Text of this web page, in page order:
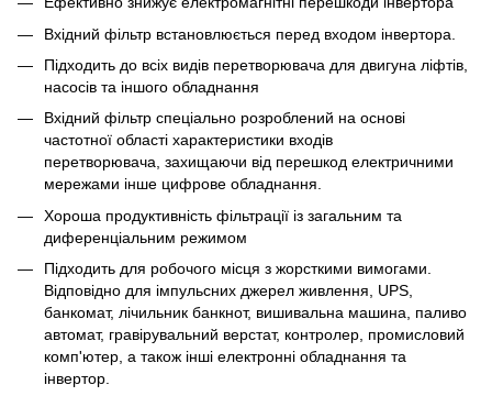
Вхідний фільтр встановлюється перед входом інвертора.
Підходить до всіх видів перетворювача для двигуна ліфтів,
насосів та іншого обладнання
Вхідний фільтр спеціально розроблений на основі
частотної області характеристики входів
перетворювача, захищаючи від перешкод електричними
мережами інше цифрове обладнання.
Хороша продуктивність фільтрації із загальним та
диференціальним режимом
Підходить для робочого місця з жорсткими вимогами.
Відповідно для імпульсних джерел живлення, UPS,
банкомат, лічильник банкнот, вишивальна машина, паливо
автомат, гравірувальний верстат, контролер, промисловий
комп'ютер, а також інші електронні обладнання та
інвертор.